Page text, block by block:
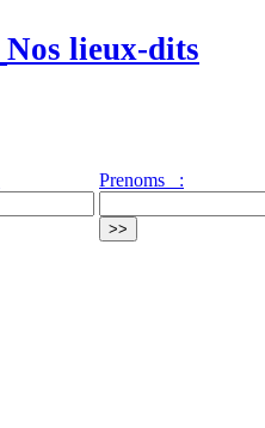
Nos lieux-dits
Prenoms :